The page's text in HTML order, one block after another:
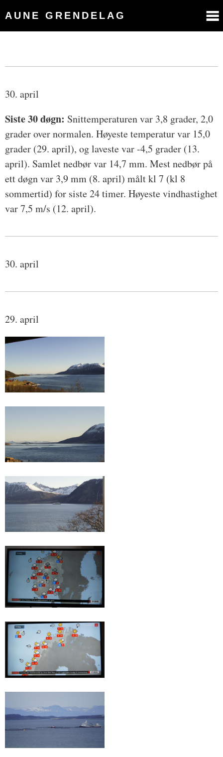
AUNE GRENDELAG
30. april
Siste 30 døgn: Snittemperaturen var 3,8 grader, 2,0
grader over normalen. Høyeste temperatur var 15,0
grader (29. april), og laveste var -4,5 grader (13.
april). Samlet nedbør var 14,7 mm. Mest nedbør på
ett døgn var 3,9 mm (8. april) målt kl 7 (kl 8
sommertid) for siste 24 timer. Høyeste vindhastighet
var 7,5 m/s (12. april).
30. april
29. april